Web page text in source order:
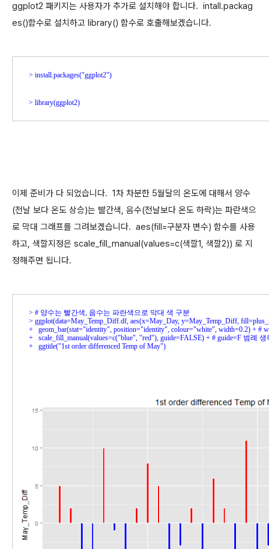
ggplot2 패키지는 사용자가 추가로 설치해야 합니다. intall.packag
es()함수로 설치하고 library() 함수로 호출해보겠습니다.
> install.packages("ggplot2")
> library(ggplot2)
이제 준비가 다 되었습니다. 1차 차분한 5월달의 온도에 대해서 양수
(전날 보다 온도 상승)는 빨간색, 음수(전날보다 온도 하락)는 파란색으
로 막대 그래프를 그려보겠습니다. aes(fill=구분자 변수) 함수를 사용
하고, 색깔지정은 scale_fill_manual(values=c(색깔1, 색깔2)) 로 지
정해주면 됩니다.
>
>
+
+
+
  ggtitle("1st order differenced Temp of May")